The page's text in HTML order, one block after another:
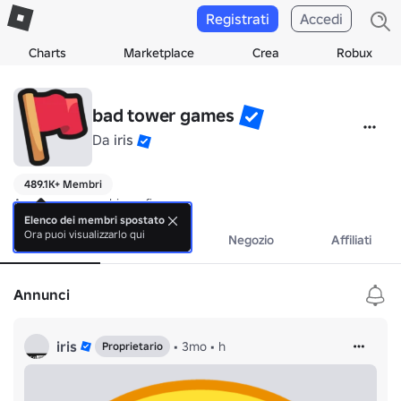
Charts Marketplace Crea Robux
Registrati Accedi
bad tower games
Da iris
489.1K+ Membri
Ancora nessuna biografia.
Info Eventi Negozio Affiliati
Annunci
iris Proprietario • 3mo • h
Elenco dei membri spostato
Ora puoi visualizzarlo qui